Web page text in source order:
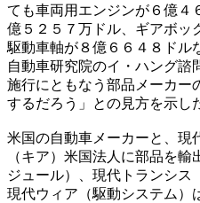
ても車両用エンジンが６億４
億５２５７万ドル、ギアボッ
駆動車軸が８億６６４８ドル
自動車研究院のイ・ハング諮
施行にともなう部品メーカー
するだろう」との見方を示し
米国の自動車メーカーと、現
（キア）米国法人に部品を
ジュール）、現代トランシス
現代ウィア（駆動システム）